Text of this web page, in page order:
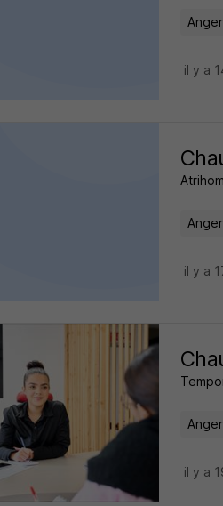
il y a
Atrihom
il y a
il y a